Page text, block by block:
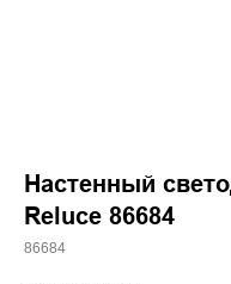
Настенный
Reluce 86684
86684